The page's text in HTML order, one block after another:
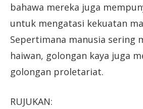
bahawa mereka juga
untuk mengatasi kekuatan
Sepertimana manusia sering
haiwan, golongan kaya juga
golongan proletariat.
RUJUKAN: